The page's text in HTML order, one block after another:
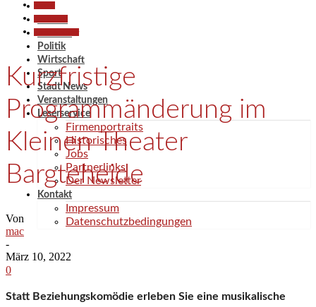
Politik
Wirtschaft
Sport
Stadt News
Veranstaltungen
Leserservice
Firmenportraits
Historisches
Jobs
Partnerlinks
Der Newsletter
Kontakt
Impressum
Datenschutzbedingungen
Kurzfristige
Programmänderung im
Kleinen Theater
Bargteheide
Von
mac
-
März 10, 2022
0
Statt Beziehungskomödie erleben Sie eine musikalische